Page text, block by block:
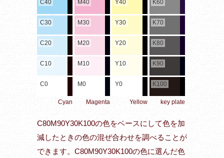
C40
C30
C20
C10
C0
Cyan
M40
M30
M20
M10
M0
Magenta
Y40
Y30
Y20
Y10
Y0
Yellow
K60
K70
K80
K90
K100
key plate
C80M90Y30K100の色をベースにして色を加
減したときの色の混ぜ合わせを調べることが
できます。C80M90Y30K100の色に選んだ色